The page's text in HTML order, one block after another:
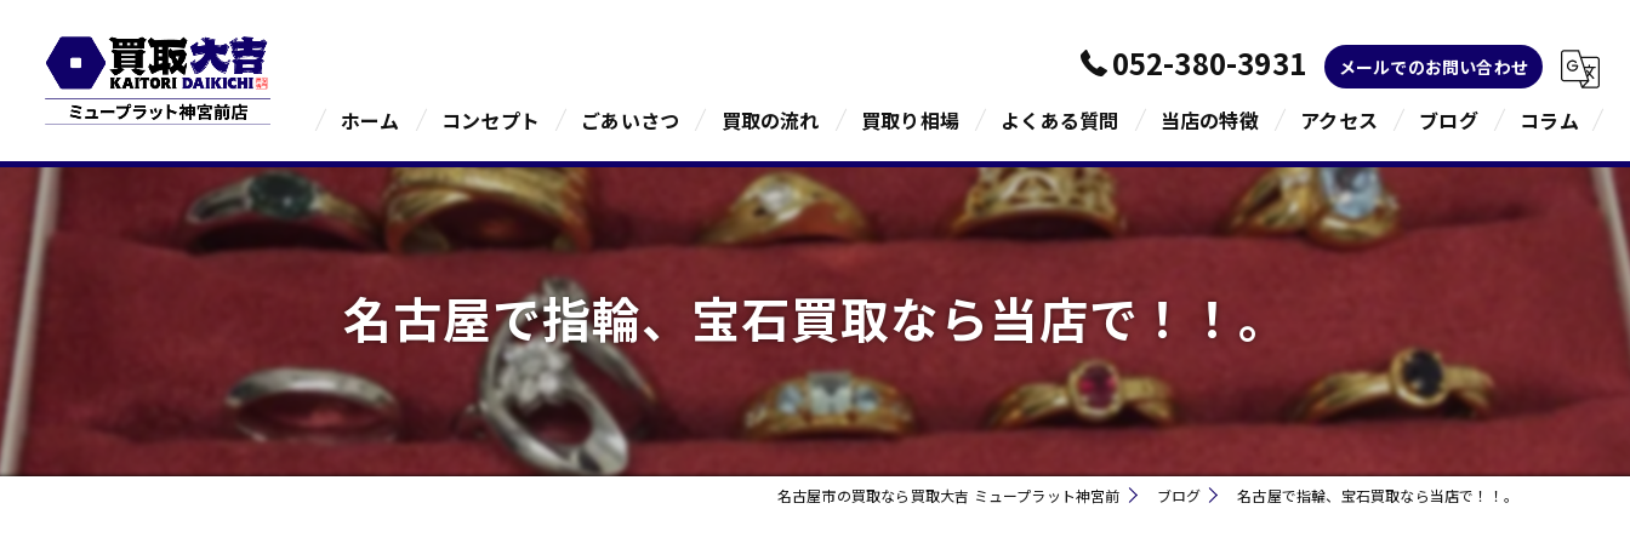
052-380-3931 メールでのお問い合わせ
ホーム コンセプト ごあいさつ 買取の流れ 買取り相場 よくある質問 当店の特徴
宝石
貴金属
指輪
アクセス ブログ コラム
名古屋で指輪、宝石買取なら当店で！！。
名古屋市の買取なら買取大吉 ミュープラット神宮前 ブログ 名古屋で指輪、宝石買取なら当店で！！。